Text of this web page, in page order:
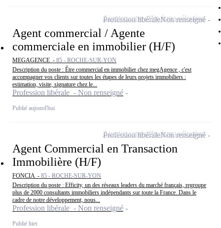
Agent commercial / Agente
commerciale en immobilier (H/F)
MEGAGENCE - 85 - ROCHE-SUR-YON
Description du poste : Être commercial en immobilier chez megAgence , c'est
accompagner vos clients sur toutes les étapes de leurs projets immobiliers :
estimation, visite, signature chez le...
Profession libérale - Non renseigné
Publié aujourd'hui
Profession libéraleNon renseigné
Ajouter cette offre à ma sélection
Agent Commercial en Transaction
Immobilière (H/F)
FONCIA - 85 - ROCHE-SUR-YON
Description du poste : Efficity, un des réseaux leaders du marché français, regroupe
plus de 2000 consultants immobiliers indépendants sur toute la France. Dans le
cadre de notre développement, nous...
Profession libérale - Non renseigné
Publié hier
Profession libéraleNon renseigné
Ajouter cette offre à ma sélection